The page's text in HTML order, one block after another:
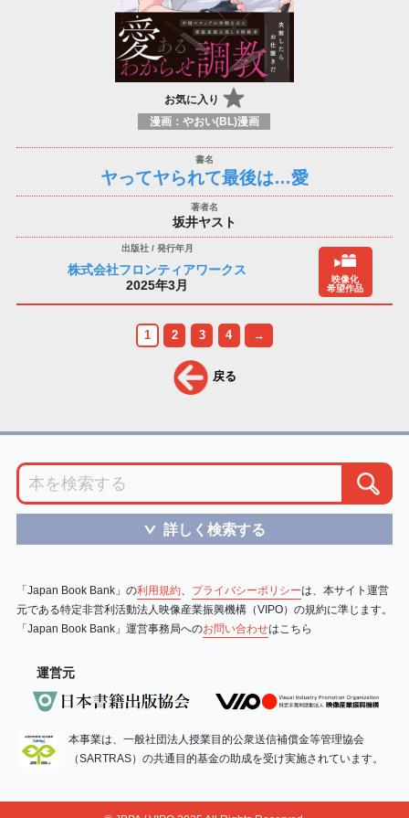
お気に入り
漫画：やおい(BL)漫画
ヤってヤられて最後は…愛
坂井ヤスト
株式会社フロンティアワークス
2025年3月
映像化
希望作品
1 2 3 4 →
戻る
＞ 詳しく検索する
「Japan Book Bank」の利用規約、 プライバシーポリシーは、本サイト運営
元である特定非営利活動法人映像産業振興機構（VIPO）の規約に準じます。
「Japan Book Bank」運営事務局へのお問い合わせはこちら
運営元
本事業は、一般社団法人授業目的公衆送信補償金等管理協会
（SARTRAS）の共通目的基金の助成を受け実施されています。